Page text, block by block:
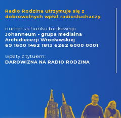
Radio Rodzina utrzymuje się z
dobrowolnych wpłat radiosłuchaczy.
numer rachunku bankowego:
Johanneum - grupa medialna
Archidiecezji Wrocławskiej
69 1600 1462 1813 6262 6000 0001
wpłaty z tytułem:
DAROWIZNA NA RADIO RODZINA